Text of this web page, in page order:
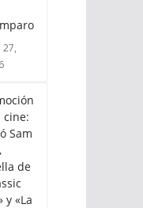
27,
cine:
Sam
de
y «La